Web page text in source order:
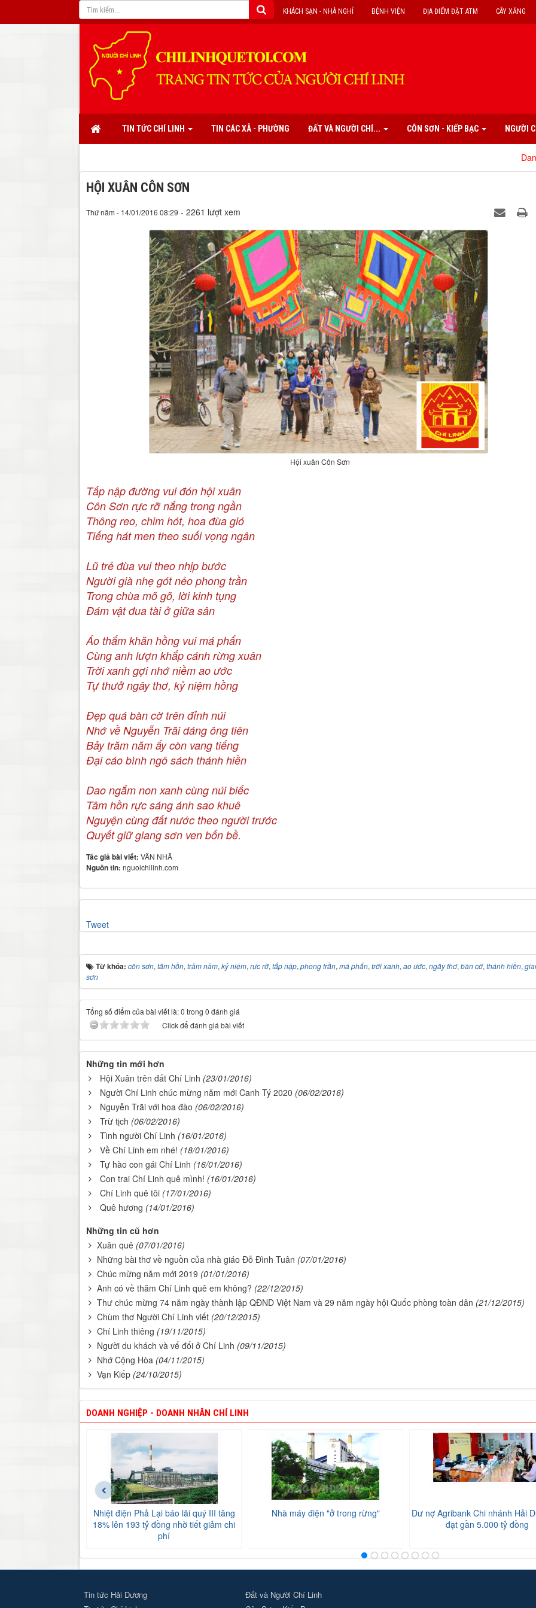
CÂY XĂNG
ĐỊA ĐIỂM ĐẶT ATM
BỆNH VIỆN
KHÁCH SẠN - NHÀ NGHỈ
TIN TỨC CHÍ LINH TIN CÁC XÃ - PHƯỜNG ĐẤT VÀ NGƯỜI CHÍ... CÔN SƠN - KIẾP BẠC NGƯỜI
Danh mục
HỘI XUÂN CÔN SƠN
Thứ năm - 14/01/2016 08:29 - 2261 lượt xem
Hội xuân Côn Sơn
Tấp nập đường vui đón hội xuân
Côn Sơn rực rỡ nắng trong ngần
Thông reo, chim hót, hoa đùa gió
Tiếng hát men theo suối vọng ngân
Lũ trẻ đùa vui theo nhịp bước
Người già nhẹ gót nẻo phong trần
Trong chùa mõ gõ, lời kinh tụng
Đám vật đua tài ở giữa sân
Áo thắm khăn hồng vui má phấn
Cùng anh lượn khắp cánh rừng xuân
Trời xanh gợi nhớ niềm ao ước
Tự thưở ngây thơ, kỷ niệm hồng
Đẹp quá bàn cờ trên đỉnh núi
Nhớ về Nguyễn Trãi dáng ông tiên
Bảy trăm năm ấy còn vang tiếng
Đại cáo bình ngô sách thánh hiền
Dao ngắm non xanh cùng núi biếc
Tâm hồn rực sáng ánh sao khuê
Nguyện cùng đất nước theo người trước
Quyết giữ giang sơn ven bốn bề.
Tác giả bài viết: VĂN NHÃ
Nguồn tin: nguoichilinh.com
Tweet
Từ khóa: côn sơn, tâm hồn, trăm năm, kỷ niệm, rực rỡ, tấp nập, phong trần, má phấn, trời xanh, ao ước, ngây thơ, bàn cờ, thánh hiền,
sơn
Tổng số điểm của bài viết là: 0 trong 0 đánh giá
Click để đánh giá bài viết
Những tin mới hơn
Hội Xuân trên đất Chí Linh (23/01/2016)
Người Chí Linh chúc mừng năm mới Canh Tý 2020 (06/02/2016)
Nguyễn Trãi với hoa đào (06/02/2016)
Trừ tịch (06/02/2016)
Tình người Chí Linh (16/01/2016)
Về Chí Linh em nhé! (18/01/2016)
Tự hào con gái Chí Linh (16/01/2016)
Con trai Chí Linh quê mình! (16/01/2016)
Chí Linh quê tôi (17/01/2016)
Quê hương (14/01/2016)
Những tin cũ hơn
Xuân quê (07/01/2016)
Những bài thơ về nguồn của nhà giáo Đỗ Đình Tuân (07/01/2016)
Chúc mừng năm mới 2019 (01/01/2016)
Anh có về thăm Chí Linh quê em không? (22/12/2015)
Thư chúc mừng 74 năm ngày thành lập QĐND Việt Nam và 29 năm ngày hội Quốc phòng toàn dân (21/12/2015)
Chùm thơ Người Chí Linh viết (20/12/2015)
Chí Linh thiêng (19/11/2015)
Người du khách và vế đối ở Chí Linh (09/11/2015)
Nhớ Cộng Hòa (04/11/2015)
Vạn Kiếp (24/10/2015)
DOANH NGHIỆP - DOANH NHÂN CHÍ LINH
Nhiệt điện Phả Lại báo lãi quý III tăng
18% lên 193 tỷ đồng nhờ tiết giảm chi
phí
Nhà máy điện "ở trong rừng"
Dư nợ Agribank Chi nhánh Hải
đạt gần 5.000 tỷ đồng
‹
Tin tức Hải Dương
Đất và Người Chí Linh